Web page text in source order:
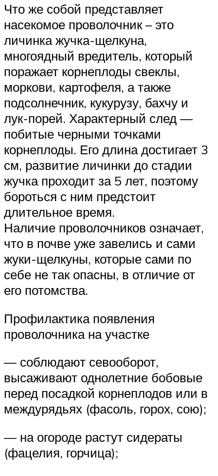
Что же собой представляет
насекомое проволочник – это
личинка жучка-щелкуна,
многоядный вредитель, который
поражает корнеплоды свеклы,
моркови, картофеля, а также
подсолнечник, кукурузу, бахчу и
лук-порей. Характерный след —
побитые черными точками
корнеплоды. Его длина достигает 3
см, развитие личинки до стадии
жучка проходит за 5 лет, поэтому
бороться с ним предстоит
длительное время.
Наличие проволочников означает,
что в почве уже завелись и сами
жуки-щелкуны, которые сами по
себе не так опасны, в отличие от
его потомства.
Профилактика появления
проволочника на участке
— соблюдают севооборот,
высаживают однолетние бобовые
перед посадкой корнеплодов или в
междурядьях (фасоль, горох, сою);
— на огороде растут сидераты
(фацелия, горчица);